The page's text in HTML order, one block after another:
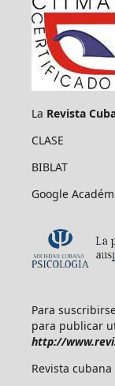
La Revista
CLASE
BIBLAT
Google
Para
para publicar
http://
Revista